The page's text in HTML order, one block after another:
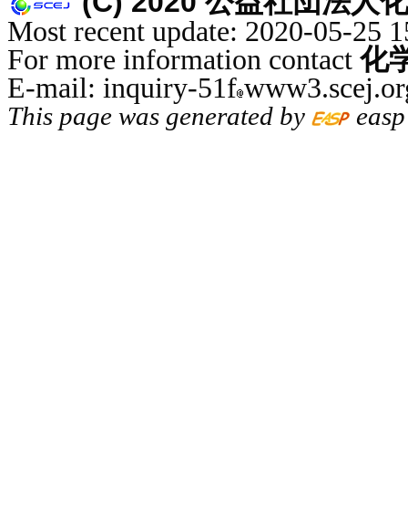
Most recent update: 2020-05-25
For more information contact 化
E-mail: inquiry-51f
This page was generated by